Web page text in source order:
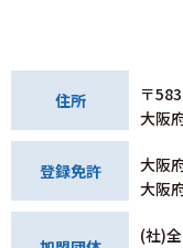
住所
〒
大阪
登録免許
大阪
大阪
(社)